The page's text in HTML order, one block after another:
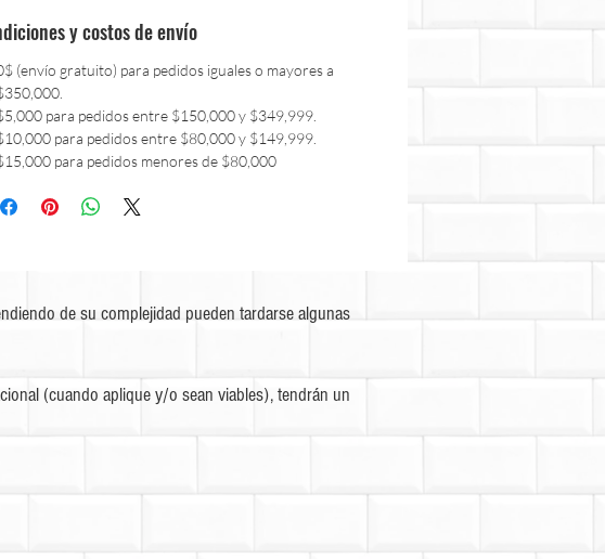
y costos de envío
(envío gratuito) para pedidos iguales o mayores a
para pedidos entre $150,000 y $349,999.
para pedidos entre $80,000 y $149,999.
para pedidos menores de $80,000
de su complejidad pueden tardarse algunas
(cuando aplique y/o sean viables), tendrán un